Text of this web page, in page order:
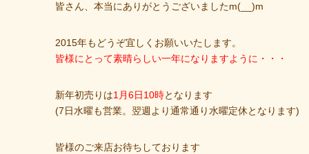
皆さん、本当にありがとうございましたm(__)m
2015年もどうぞ宜しくお願いいたします。
皆様にとって素晴らしい一年になりますように・・・
新年初売りは1月6日10時となります
(7日水曜も営業。翌週より通常通り水曜定休となります)
皆様のご来店お待ちしております